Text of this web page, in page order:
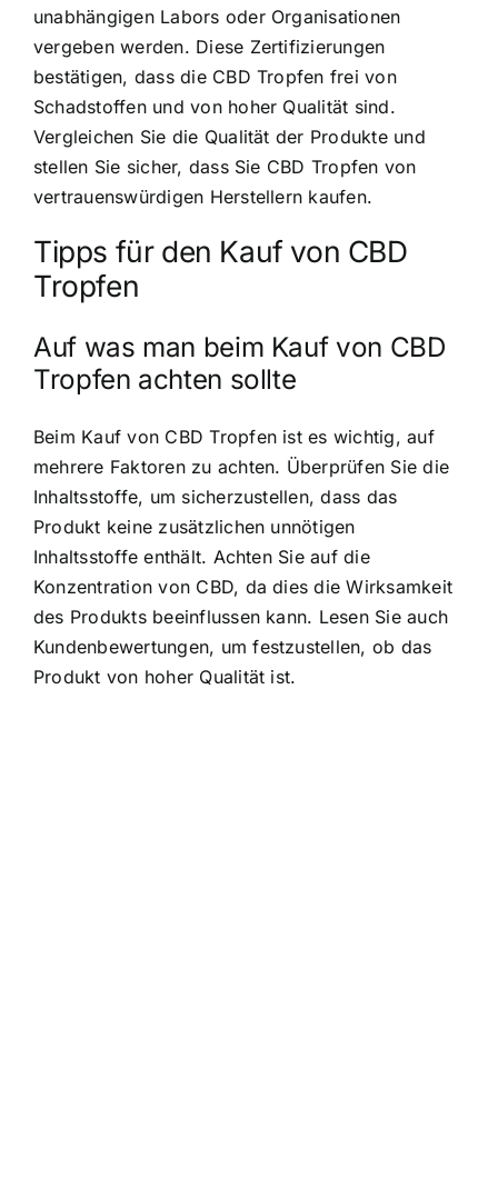
unabhängigen Labors oder Organisationen
vergeben werden. Diese Zertifizierungen
bestätigen, dass die CBD Tropfen frei von
Schadstoffen und von hoher Qualität sind.
Vergleichen Sie die Qualität der Produkte und
stellen Sie sicher, dass Sie CBD Tropfen von
vertrauenswürdigen Herstellern kaufen.
Tipps für den Kauf von CBD
Tropfen
Auf was man beim Kauf von CBD
Tropfen achten sollte
Beim Kauf von CBD Tropfen ist es wichtig, auf
mehrere Faktoren zu achten. Überprüfen Sie die
Inhaltsstoffe, um sicherzustellen, dass das
Produkt keine zusätzlichen unnötigen
Inhaltsstoffe enthält. Achten Sie auf die
Konzentration von CBD, da dies die Wirksamkeit
des Produkts beeinflussen kann. Lesen Sie auch
Kundenbewertungen, um festzustellen, ob das
Produkt von hoher Qualität ist.